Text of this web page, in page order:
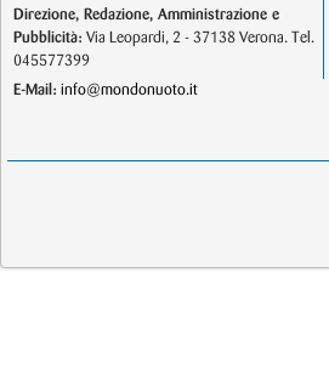
Direzione, Redazione, Amministrazione e
Pubblicità: Via Leopardi, 2 - 37138 Verona. Tel.
045577399
E-Mail: info@mondonuoto.it